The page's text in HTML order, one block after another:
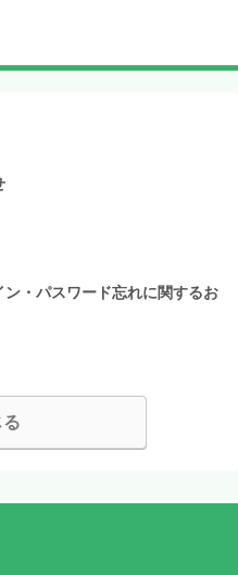
・パスワード忘れに関するお